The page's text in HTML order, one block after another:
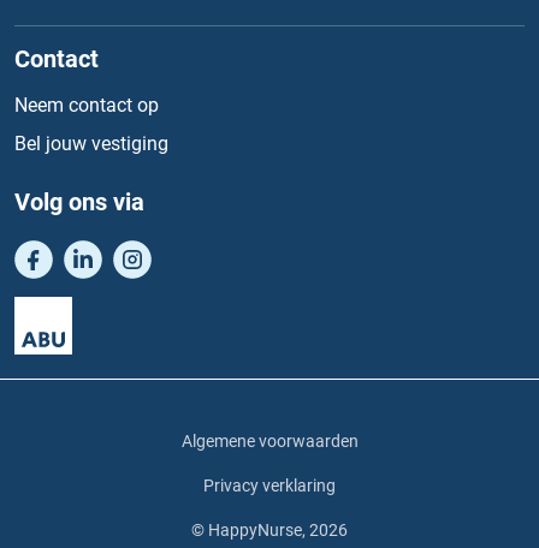
Contact
Neem contact op
Bel jouw vestiging
Volg ons via
Algemene voorwaarden
Privacy verklaring
© HappyNurse, 2026